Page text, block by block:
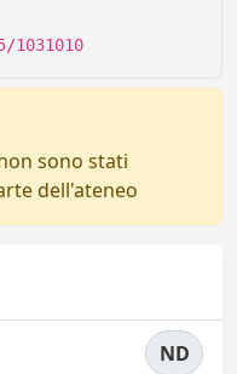
sono stati
dell'ateneo
ND